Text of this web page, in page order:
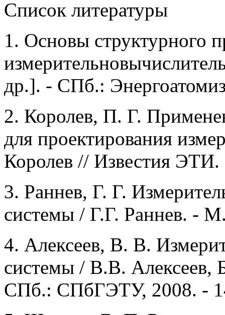
Список литературы
1. Основы структурного
др.]. - СПб.:
2. Королев, П. Г.
для проектирования
Королев // Известия
3. Раннев, Г. Г.
системы / Г.Г. Раннев. -
4. Алексеев, В. В.
системы / В.В. Алексеев,
СПб.: СПбГЭТУ, 2008. -